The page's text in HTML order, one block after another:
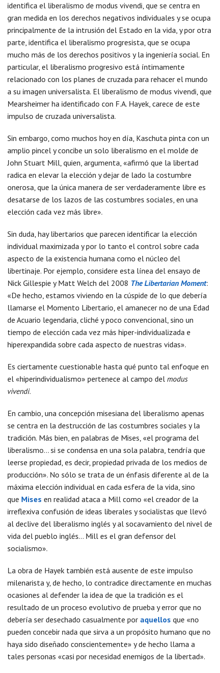
identifica el liberalismo de modus vivendi, que se centra en
gran medida en los derechos negativos individuales y se ocupa
principalmente de la intrusión del Estado en la vida, y por otra
parte, identifica el liberalismo progresista, que se ocupa
mucho más de los derechos positivos y la ingeniería social. En
particular, el liberalismo progresivo está íntimamente
relacionado con los planes de cruzada para rehacer el mundo
a su imagen universalista. El liberalismo de modus vivendi, que
Mearsheimer ha identificado con F.A. Hayek, carece de este
impulso de cruzada universalista.
Sin embargo, como muchos hoy en día, Kaschuta pinta con un
amplio pincel y concibe un solo liberalismo en el molde de
John Stuart Mill, quien, argumenta, «afirmó que la libertad
radica en elevar la elección y dejar de lado la costumbre
onerosa, que la única manera de ser verdaderamente libre es
desatarse de los lazos de las costumbres sociales, en una
elección cada vez más libre».
Sin duda, hay libertarios que parecen identificar la elección
individual maximizada y por lo tanto el control sobre cada
aspecto de la existencia humana como el núcleo del
libertinaje. Por ejemplo, considere esta línea del ensayo de
Nick Gillespie y Matt Welch del 2008 The Libertarian Moment:
«De hecho, estamos viviendo en la cúspide de lo que debería
llamarse el Momento Libertario, el amanecer no de una Edad
de Acuario legendaria, cliché y poco convencional, sino un
tiempo de elección cada vez más hiper-individualizada e
hiperexpandida sobre cada aspecto de nuestras vidas».
Es ciertamente cuestionable hasta qué punto tal enfoque en
el «hiperindividualismo» pertenece al campo del modus
vivendi.
En cambio, una concepción misesiana del liberalismo apenas
se centra en la destrucción de las costumbres sociales y la
tradición. Más bien, en palabras de Mises, «el programa del
liberalismo… si se condensa en una sola palabra, tendría que
leerse propiedad, es decir, propiedad privada de los medios de
producción». No sólo se trata de un énfasis diferente al de la
máxima elección individual en cada esfera de la vida, sino
que Mises en realidad ataca a Mill como «el creador de la
irreflexiva confusión de ideas liberales y socialistas que llevó
al declive del liberalismo inglés y al socavamiento del nivel de
vida del pueblo inglés… Mill es el gran defensor del
socialismo».
La obra de Hayek también está ausente de este impulso
milenarista y, de hecho, lo contradice directamente en muchas
ocasiones al defender la idea de que la tradición es el
resultado de un proceso evolutivo de prueba y error que no
debería ser desechado casualmente por aquellos que «no
pueden concebir nada que sirva a un propósito humano que no
haya sido diseñado conscientemente» y de hecho llama a
tales personas «casi por necesidad enemigos de la libertad».